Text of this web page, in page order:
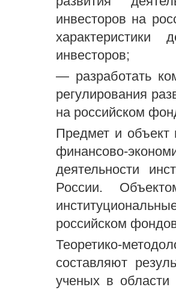
инвесторов на
характеристики
инвесторов;
— разработать
регулирования
на российском
Предмет и объект
финансово-
деятельности
России.
российском
Теоретико-
составляют
ученых в